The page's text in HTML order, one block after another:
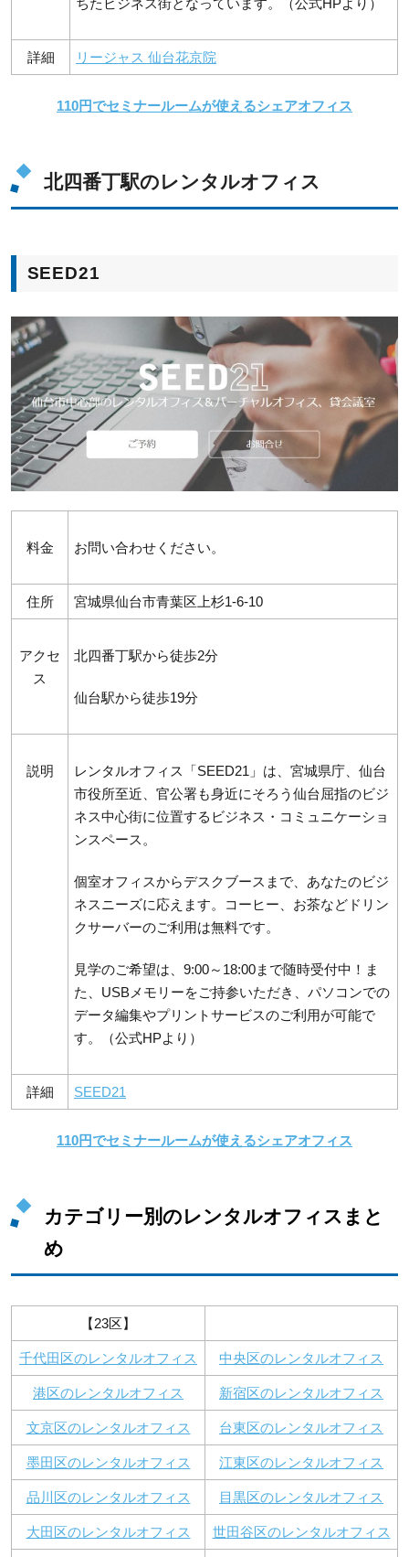
ちたビジネス街となっています。（公式HPより）
詳細 リージャス 仙台花京院
110円でセミナールームが使えるシェアオフィス
北四番丁駅のレンタルオフィス
SEED21
料金 お問い合わせください。
住所 宮城県仙台市青葉区上杉1-6-10
アクセ
ス
北四番丁駅から徒歩2分
仙台駅から徒歩19分
説明
レンタルオフィス「SEED21」は、宮城県庁、仙台
市役所至近、官公署も身近にそろう仙台屈指のビジ
ネス中心街に位置するビジネス・コミュニケーショ
ンスペース。
個室オフィスからデスクブースまで、あなたのビジ
ネスニーズに応えます。コーヒー、お茶などドリン
クサーバーのご利用は無料です。
見学のご希望は、9:00～18:00まで随時受付中！ま
た、USBメモリーをご持参いただき、パソコンでの
データ編集やプリントサービスのご利用が可能で
す。（公式HPより）
詳細 SEED21
110円でセミナールームが使えるシェアオフィス
カテゴリー別のレンタルオフィスまと
め
【23区】
千代田区のレンタルオフィス 中央区のレンタルオフィス
港区のレンタルオフィス 新宿区のレンタルオフィス
文京区のレンタルオフィス 台東区のレンタルオフィス
墨田区のレンタルオフィス 江東区のレンタルオフィス
品川区のレンタルオフィス 目黒区のレンタルオフィス
大田区のレンタルオフィス 世田谷区のレンタルオフィス